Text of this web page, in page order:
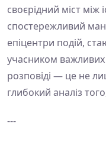
своєрідний міст між
спостережливий
епіцентри подій,
учасником
розповіді — це не
глибокий аналіз
---